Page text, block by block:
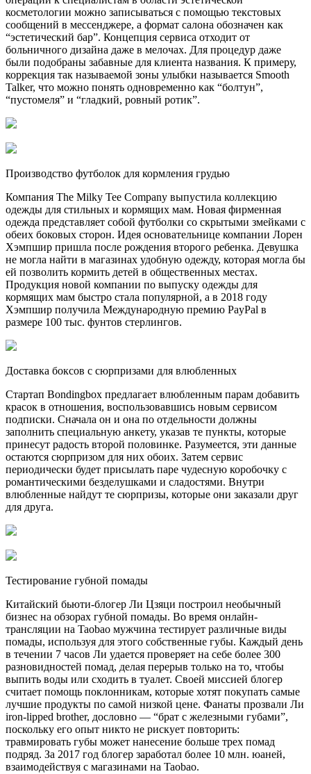
косметологии можно записываться с помощью текстовых
сообщений в мессенджере, а формат салона обозначен как
“эстетический бар”. Концепция сервиса отходит от
больничного дизайна даже в мелочах. Для процедур даже
были подобраны забавные для клиента названия. К примеру,
коррекция так называемой зоны улыбки называется Smooth
Talker, что можно понять одновременно как “болтун”,
“пустомеля” и “гладкий, ровный ротик”.
Производство футболок для кормления грудью
Компания The Milky Tee Company выпустила коллекцию
одежды для стильных и кормящих мам. Новая фирменная
одежда представляет собой футболки со скрытыми змейками с
обеих боковых сторон. Идея основательнице компании Лорен
Хэмпшир пришла после рождения второго ребенка. Девушка
не могла найти в магазинах удобную одежду, которая могла бы
ей позволить кормить детей в общественных местах.
Продукция новой компании по выпуску одежды для
кормящих мам быстро стала популярной, а в 2018 году
Хэмпшир получила Международную премию PayPal в
размере 100 тыс. фунтов стерлингов.
Доставка боксов с сюрпризами для влюбленных
Стартап Bondingbox предлагает влюбленным парам добавить
красок в отношения, воспользовавшись новым сервисом
подписки. Сначала он и она по отдельности должны
заполнить специальную анкету, указав те пункты, которые
принесут радость второй половинке. Разумеется, эти данные
остаются сюрпризом для них обоих. Затем сервис
периодически будет присылать паре чудесную коробочку с
романтическими безделушками и сладостями. Внутри
влюбленные найдут те сюрпризы, которые они заказали друг
для друга.
Тестирование губной помады
Китайский бьюти-блогер Ли Цзяци построил необычный
бизнес на обзорах губной помады. Во время онлайн-
трансляции на Taobao мужчина тестирует различные виды
помады, используя для этого собственные губы. Каждый день
в течении 7 часов Ли удается проверяет на себе более 300
разновидностей помад, делая перерыв только на то, чтобы
выпить воды или сходить в туалет. Своей миссией блогер
считает помощь поклонникам, которые хотят покупать самые
лучшие продукты по самой низкой цене. Фанаты прозвали Ли
iron-lipped brother, дословно — “брат с железными губами”,
поскольку его опыт никто не рискует повторить:
травмировать губы может нанесение больше трех помад
подряд. За 2017 год блогер заработал более 10 млн. юаней,
взаимодействуя с магазинами на Taobao.